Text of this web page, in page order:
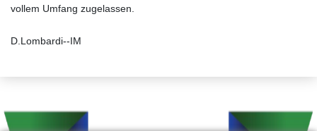
vollem Umfang zugelassen.
D.Lombardi--IM